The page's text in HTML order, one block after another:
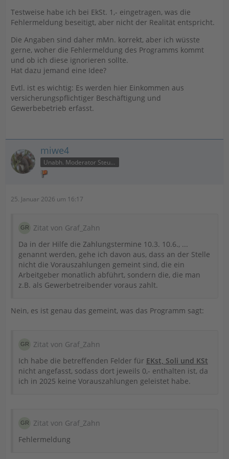
Testweise habe ich bei EkSt. 1,- eingetragen, was die
Fehlermeldung beseitigt, aber nicht der Realität entspricht.
Die Angaben sind daher mMn. korrekt, aber ich wüsste
gerne, woher die Fehlermeldung des Programms kommt
und ob ich diese ignorieren sollte.
Hat dazu jemand eine Idee?
Evtl. ist es wichtig: Es werden hier Einkommen aus
versicherungspflichtiger Beschäftigung und
Gewerbebetrieb erfasst.
miwe4
Unabh. Moderator Steuer
25. Januar 2026 um 16:17
Zitat von Graf_Zahn
Da in der Hilfe die Zahlungstermine 10.3. 10.6., ...
genannt werden, gehe ich davon aus, dass an der Stelle
nicht die Vorauszahlungen gemeint sind, die ein
Arbeitgeber monatlich abführt, sondern die, die man
z.B. als Gewerbetreibender voraus zahlt.
Nein, es ist genau das gemeint, was das Programm sagt:
Zitat von Graf_Zahn
Ich habe die betreffenden Felder für EKst, Soli und KSt
nicht angefasst, sodass dort jeweils 0,- enthalten ist, da
ich in 2025 keine Vorauszahlungen geleistet habe.
Zitat von Graf_Zahn
Fehlermeldung